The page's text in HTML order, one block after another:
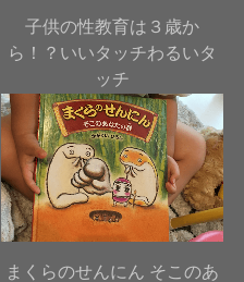
子供の性教育は３歳か
ら！？いいタッチわるいタ
ッチ
まくらのせんにん そこのあ